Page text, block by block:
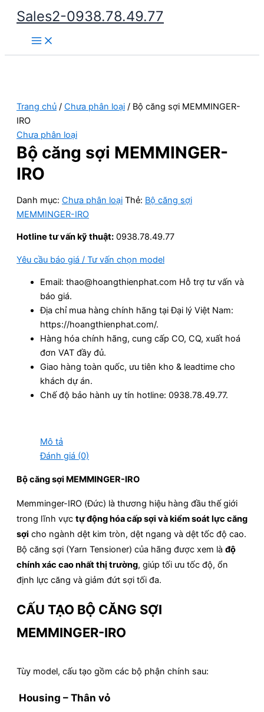
Nhảy
dung
Sales2-0938.78.49.77
Main
Menu
Trang chủ / Chưa phân loại / Bộ căng sợi MEMMINGER-
IRO
Chưa phân loại
Bộ căng sợi MEMMINGER-
IRO
Danh mục: Chưa phân loại Thẻ: Bộ căng sợi
MEMMINGER-IRO
Hotline tư vấn kỹ thuật: 0938.78.49.77
Yêu cầu báo giá / Tư vấn chọn model
Email: thao@hoangthienphat.com Hỗ trợ tư vấn và
báo giá.
Địa chỉ mua hàng chính hãng tại Đại lý Việt Nam:
https://hoangthienphat.com/.
Hàng hóa chính hãng, cung cấp CO, CQ, xuất hoá
đơn VAT đầy đủ.
Giao hàng toàn quốc, ưu tiên kho & leadtime cho
khách dự án.
Chế độ bảo hành uy tín hotline: 0938.78.49.77.
Mô tả
Đánh giá (0)
Bộ căng sợi MEMMINGER-IRO
Memminger-IRO (Đức) là thương hiệu hàng đầu thế giới
trong lĩnh vực tự động hóa cấp sợi và kiểm soát lực căng
sợi cho ngành dệt kim tròn, dệt ngang và dệt tốc độ cao.
Bộ căng sợi (Yarn Tensioner) của hãng được xem là độ
chính xác cao nhất thị trường, giúp tối ưu tốc độ, ổn
định lực căng và giảm đứt sợi tối đa.
CẤU TẠO BỘ CĂNG SỢI
MEMMINGER-IRO
Tùy model, cấu tạo gồm các bộ phận chính sau:
Housing – Thân vỏ